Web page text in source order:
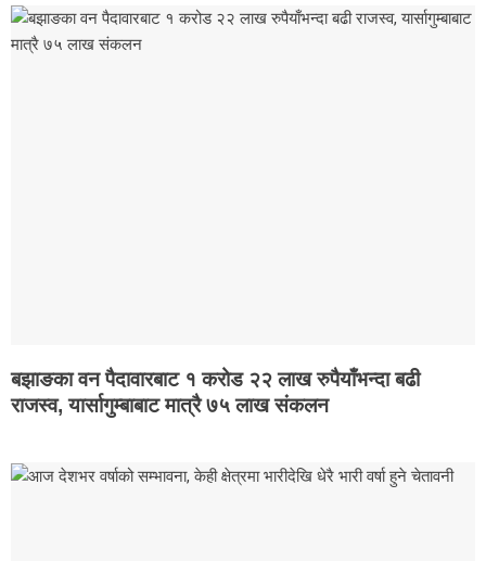
बझाङका वन पैदावारबाट १ करोड २२ लाख रुपैयाँभन्दा बढी
राजस्व, यार्सागुम्बाबाट मात्रै ७५ लाख संकलन